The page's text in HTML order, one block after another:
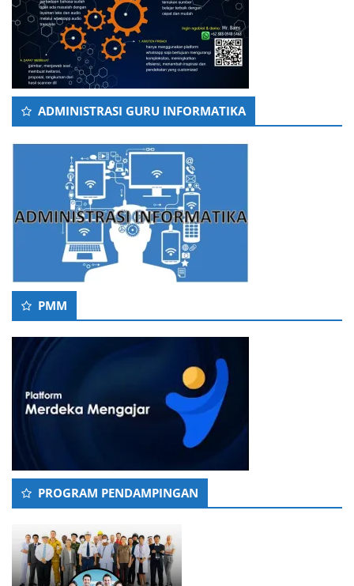
ADMINISTRASI GURU INFORMATIKA
PMM
PROGRAM PENDAMPINGAN